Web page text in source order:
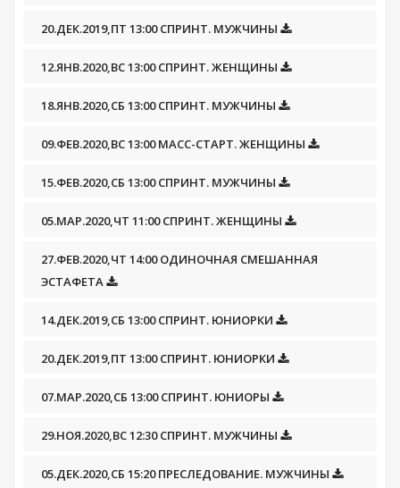
20.ДЕК.2019,ПТ 13:00 СПРИНТ. МУЖЧИНЫ
12.ЯНВ.2020,ВС 13:00 СПРИНТ. ЖЕНЩИНЫ
18.ЯНВ.2020,СБ 13:00 СПРИНТ. МУЖЧИНЫ
09.ФЕВ.2020,ВС 13:00 МАСС-СТАРТ. ЖЕНЩИНЫ
15.ФЕВ.2020,СБ 13:00 СПРИНТ. МУЖЧИНЫ
05.МАР.2020,ЧТ 11:00 СПРИНТ. ЖЕНЩИНЫ
27.ФЕВ.2020,ЧТ 14:00 ОДИНОЧНАЯ СМЕШАННАЯ
ЭСТАФЕТА
14.ДЕК.2019,СБ 13:00 СПРИНТ. ЮНИОРКИ
20.ДЕК.2019,ПТ 13:00 СПРИНТ. ЮНИОРКИ
07.МАР.2020,СБ 13:00 СПРИНТ. ЮНИОРЫ
29.НОЯ.2020,ВС 12:30 СПРИНТ. МУЖЧИНЫ
05.ДЕК.2020,СБ 15:20 ПРЕСЛЕДОВАНИЕ. МУЖЧИНЫ